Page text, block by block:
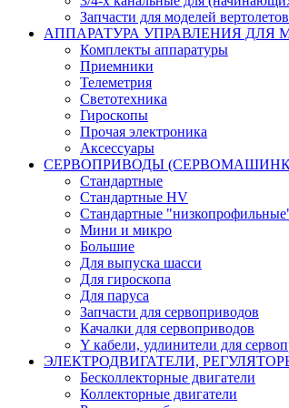
Запчасти для моделей вертолетов
АППАРАТУРА УПРАВЛЕНИЯ ДЛЯ
Комплекты аппаратуры
Приемники
Телеметрия
Светотехника
Гироскопы
Прочая электроника
Аксессуары
СЕРВОПРИВОДЫ
Стандартные
Стандартные HV
Стандартные
Мини и микро
Большие
Для выпуска шасси
Для гироскопа
Для паруса
Запчасти для сервоприводов
Качалки для сервоприводов
Y кабели, удлинители для
ЭЛЕКТРОДВИГАТЕЛИ,
Бесколлекторные двигатели
Коллекторные двигатели